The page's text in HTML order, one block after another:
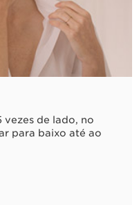
vezes de lado, no
para baixo até ao